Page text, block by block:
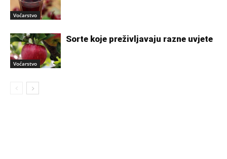
Voćarstvo
Voćarstvo
Sorte koje preživljavaju razne uvjete